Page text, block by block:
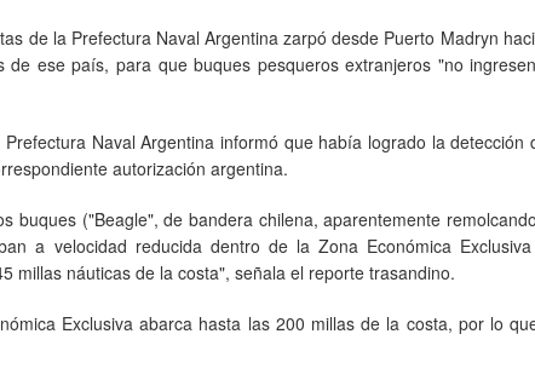
de la Prefectura Naval Argentina zarpó desde Puerto Madryn
de ese país, para que buques pesqueros extranjeros "no
Naval Argentina informó que había logrado la
autorización argentina.
buques ("Beagle", de bandera chilena, aparentemente
a velocidad reducida dentro de la Zona Económica
millas náuticas de la costa", señala el reporte trasandino.
Exclusiva abarca hasta las 200 millas de la costa, por lo